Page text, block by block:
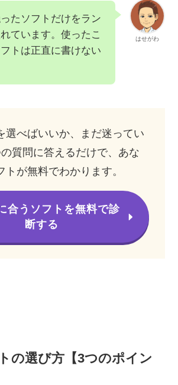
はせがわ
ったソフトだけをラン
ています。使ったこ
トは正直に書けない
選べばいいか、まだ迷ってい
質問に答えるだけで、あな
トが無料でわかります。
合うソフトを無料で診
断する
の選び方【3つのポイン